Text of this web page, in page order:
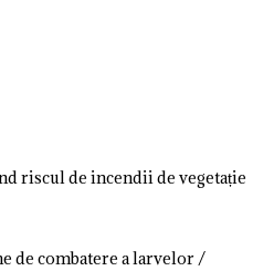
riscul de incendii de vegetație
de combatere a larvelor /